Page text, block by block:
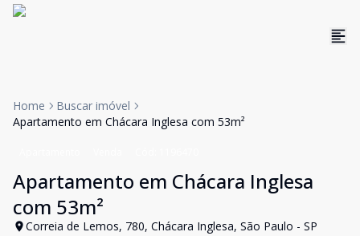
Home
Buscar imóvel
Apartamento em Chácara Inglesa com 53m²
Apartamento em Chácara Inglesa
com 53m²
Correia de Lemos, 780, Chácara Inglesa, São Paulo - SP